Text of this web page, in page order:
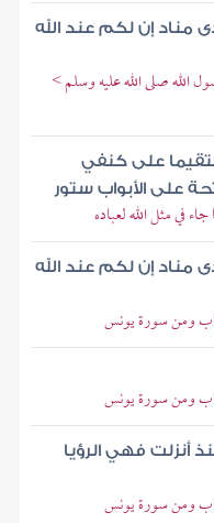
مناد إن لكم عند الله
الله صلى الله عليه وسلم >
على كنفي
على الأبواب ستور
في مثل الله لعباده
مناد إن لكم عند الله
ومن سورة يونس
ومن سورة يونس
أنزلت فهي الرؤيا
ومن سورة يونس